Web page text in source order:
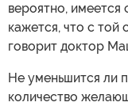
вероятно, имеется
кажется, что с той
говорит доктор
Не уменьшится ли
количество